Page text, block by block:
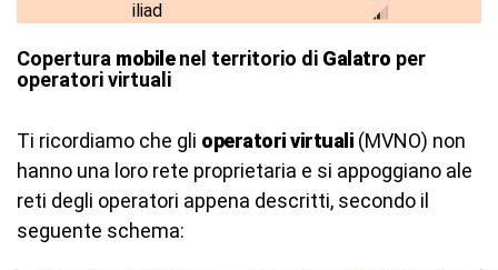
iliad
Copertura mobilenel territorio di Galatro per
operatori virtuali
Ti ricordiamo che gli operatori virtuali (MVNO) non
hanno una loro rete proprietaria e si appoggiano ale
reti degli operatori appena descritti, secondo il
seguente schema: